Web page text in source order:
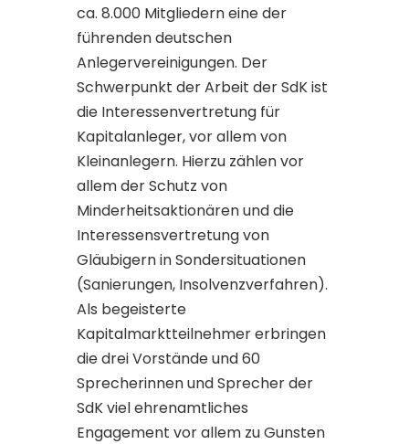
ca. 8.000 Mitgliedern eine der
führenden deutschen
Anlegervereinigungen. Der
Schwerpunkt der Arbeit der SdK ist
die Interessenvertretung für
Kapitalanleger, vor allem von
Kleinanlegern. Hierzu zählen vor
allem der Schutz von
Minderheitsaktionären und die
Interessensvertretung von
Gläubigern in Sondersituationen
(Sanierungen, Insolvenzverfahren).
Als begeisterte
Kapitalmarktteilnehmer erbringen
die drei Vorstände und 60
Sprecherinnen und Sprecher der
SdK viel ehrenamtliches
Engagement vor allem zu Gunsten